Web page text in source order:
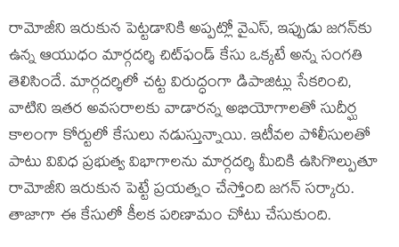
రామోజీని ఇరుకున పెట్టడానికి అప్పట్లో వైఎస్, ఇప్పుడు జగన్‌కు
ఉన్న ఆయుధం మార్గదర్శి చిట్‌ఫండ్ కేసు ఒక్కటే అన్న సంగతి
తెలిసిందే. మార్గదర్శిలో చట్ట విరుద్ధంగా డిపాజిట్లు సేకరించి,
వాటిని ఇతర అవసరాలకు వాడారన్న అభియోగాలతో సుదీర్ఘ
కాలంగా కోర్టులో కేసులు నడుస్తున్నాయి. ఇటీవల పోలీసులతో
పాటు వివిధ ప్రభుత్వ విభాగాలను మార్గదర్శి మీదికి ఉసిగొల్పుతూ
రామోజీని ఇరుకున పెట్టే ప్రయత్నం చేస్తోంది జగన్ సర్కారు.
తాజాగా ఈ కేసులో కీలక పరిణామం చోటు చేసుకుంది.